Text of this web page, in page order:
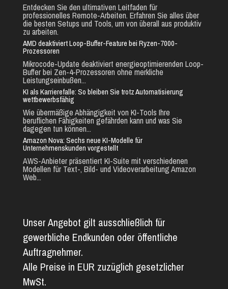
Entdecken Sie den ultimativen Leitfaden für
professionelles Remote-Arbeiten. Erfahren Sie alles über
die besten Setups und Tools, um von überall aus produktiv
zu arbeiten.
AMD deaktiviert Loop-Buffer-Feature bei Ryzen-7000-
Prozessoren
Mikrocode-Update deaktiviert energieoptimierenden Loop-
Buffer bei Zen-4-Prozessoren ohne merkliche
Leistungseinbußen...
KI als Karrierefalle: So bleiben Sie trotz Automatisierung
wettbewerbsfähig
Wie übermäßige Abhängigkeit von KI-Tools Ihre
beruflichen Fähigkeiten gefährden kann und was Sie
dagegen tun können...
Amazon Nova: Sechs neue KI-Modelle für
Unternehmenskunden vorgestellt
AWS-Anbieter präsentiert KI-Suite mit verschiedenen
Modellen für Text-, Bild- und Videoverarbeitung Amazon
Web...
Unser Angebot gilt ausschließlich für
gewerbliche Endkunden oder öffentliche
Auftragnehmer.
Alle Preise in EUR zuzüglich gesetzlicher
MwSt.